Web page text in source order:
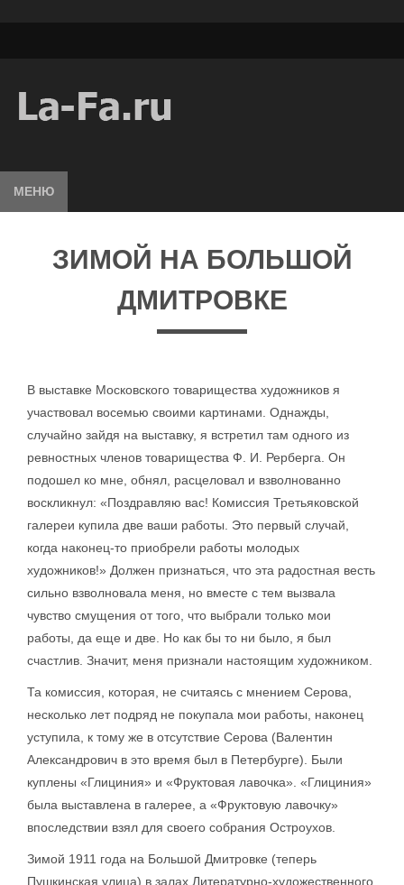
МЕНЮ
ЗИМОЙ НА БОЛЬШОЙ
ДМИТРОВКЕ
В выставке Московского товарищества художников я
участвовал восемью своими картинами. Однажды,
случайно зайдя на выставку, я встретил там одного из
ревностных членов товарищества Ф. И. Рерберга. Он
подошел ко мне, обнял, расцеловал и взволнованно
воскликнул: «Поздравляю вас! Комиссия Третьяковской
галереи купила две ваши работы. Это первый случай,
когда наконец-то приобрели работы молодых
художников!» Должен признаться, что эта радостная весть
сильно взволновала меня, но вместе с тем вызвала
чувство смущения от того, что выбрали только мои
работы, да еще и две. Но как бы то ни было, я был
счастлив. Значит, меня признали настоящим художником.
Та комиссия, которая, не считаясь с мнением Серова,
несколько лет подряд не покупала мои работы, наконец
уступила, к тому же в отсутствие Серова (Валентин
Александрович в это время был в Петербурге). Были
куплены «Глициния» и «Фруктовая лавочка». «Глициния»
была выставлена в галерее, а «Фруктовую лавочку»
впоследствии взял для своего собрания Остроухов.
Зимой 1911 года на Большой Дмитровке (теперь
Пушкинская улица) в залах Литературно-художественного